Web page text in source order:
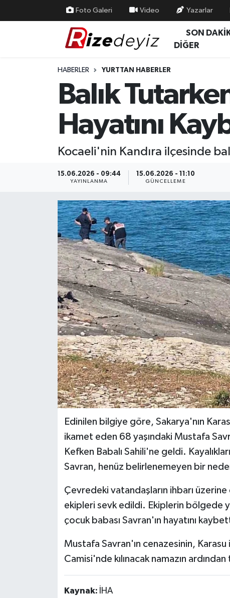
Foto Galeri Video Yazarlar
SON
DİĞER
HABERLER YURTTAN HABERLER
Balık
Hayatını
Kocaeli'nin Kandıra ilçesinde
15.06.2026 - 09:44
YAYINLANMA
15.06.2026 - 11:10
GÜNCELLEME
Edinilen bilgiye göre, Sakarya'nın
ikamet eden 68 yaşındaki Mustafa
Kefken Babalı Sahili'ne geldi.
Savran, henüz belirlenemeyen bir
Çevredeki vatandaşların ihbarı
ekipleri sevk edildi. Ekiplerin bölgede
çocuk babası Savran'ın hayatını
Mustafa Savran'ın cenazesinin,
Camisi'nde kılınacak namazın
Kaynak: İHA
Yurttan Haberler
Ekonomi
Rize Nöbetçi Eczaneler
Rize Trafik Yoğunluk Haritası
Süper Lig Puan Durumu ve Fikstür